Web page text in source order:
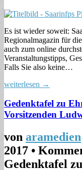
Es ist wieder soweit:
Regionalmagazin für
auch zum online
Veranstaltungstipps,
Falls Sie also keine…
weiterlesen →
Gedenktafel zu
Vorsitzenden
von aramedien
2017 •
Gedenktafel